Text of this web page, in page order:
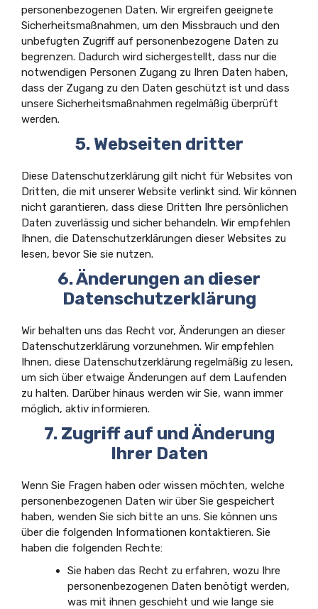
personenbezogenen Daten. Wir ergreifen geeignete
Sicherheitsmaßnahmen, um den Missbrauch und den
unbefugten Zugriff auf personenbezogene Daten zu
begrenzen. Dadurch wird sichergestellt, dass nur die
notwendigen Personen Zugang zu Ihren Daten haben,
dass der Zugang zu den Daten geschützt ist und dass
unsere Sicherheitsmaßnahmen regelmäßig überprüft
werden.
5. Webseiten dritter
Diese Datenschutzerklärung gilt nicht für Websites von
Dritten, die mit unserer Website verlinkt sind. Wir können
nicht garantieren, dass diese Dritten Ihre persönlichen
Daten zuverlässig und sicher behandeln. Wir empfehlen
Ihnen, die Datenschutzerklärungen dieser Websites zu
lesen, bevor Sie sie nutzen.
6. Änderungen an dieser
Datenschutzerklärung
Wir behalten uns das Recht vor, Änderungen an dieser
Datenschutzerklärung vorzunehmen. Wir empfehlen
Ihnen, diese Datenschutzerklärung regelmäßig zu lesen,
um sich über etwaige Änderungen auf dem Laufenden
zu halten. Darüber hinaus werden wir Sie, wann immer
möglich, aktiv informieren.
7. Zugriff auf und Änderung
Ihrer Daten
Wenn Sie Fragen haben oder wissen möchten, welche
personenbezogenen Daten wir über Sie gespeichert
haben, wenden Sie sich bitte an uns. Sie können uns
über die folgenden Informationen kontaktieren. Sie
haben die folgenden Rechte:
Sie haben das Recht zu erfahren, wozu Ihre
personenbezogenen Daten benötigt werden,
was mit ihnen geschieht und wie lange sie